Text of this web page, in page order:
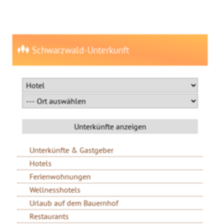
Schwarzwald-Unterkunft
Unterkünfte & Gastgeber
Hotels
Ferienwohnungen
Wellnesshotels
Urlaub auf dem Bauernhof
Restaurants